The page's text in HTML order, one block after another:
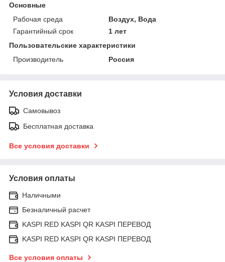
Основные
Рабочая среда
Воздух, Вода
Гарантийный срок
1 лет
Пользовательские характеристики
Производитель
Россия
Условия доставки
Самовывоз
Бесплатная доставка
Все условия доставки
Условия оплаты
Наличными
Безналичный расчет
KASPI RED KASPI QR KASPI ПЕРЕВОД
KASPI RED KASPI QR KASPI ПЕРЕВОД
Все условия оплаты